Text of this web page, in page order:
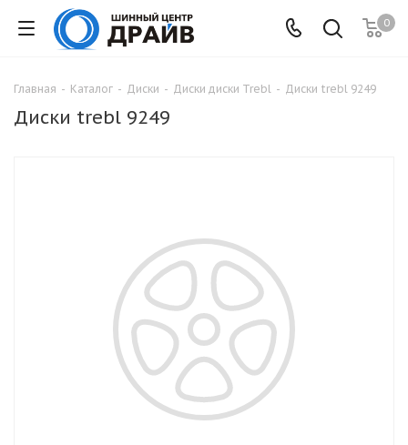
0
Главная - Каталог - Диски - Диски диски Trebl - Диски trebl 9249
Диски trebl 9249